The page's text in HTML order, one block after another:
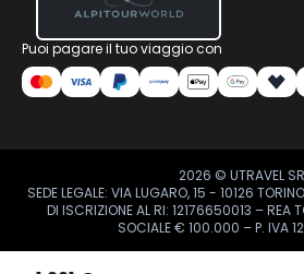
Puoi pagare il tuo viaggio con
2026 © UTRAVEL
SEDE LEGALE: VIA LUGARO, 15 - 10126
DI ISCRIZIONE AL RI: 12176650013 – REA
SOCIALE € 100.000 – P. IVA